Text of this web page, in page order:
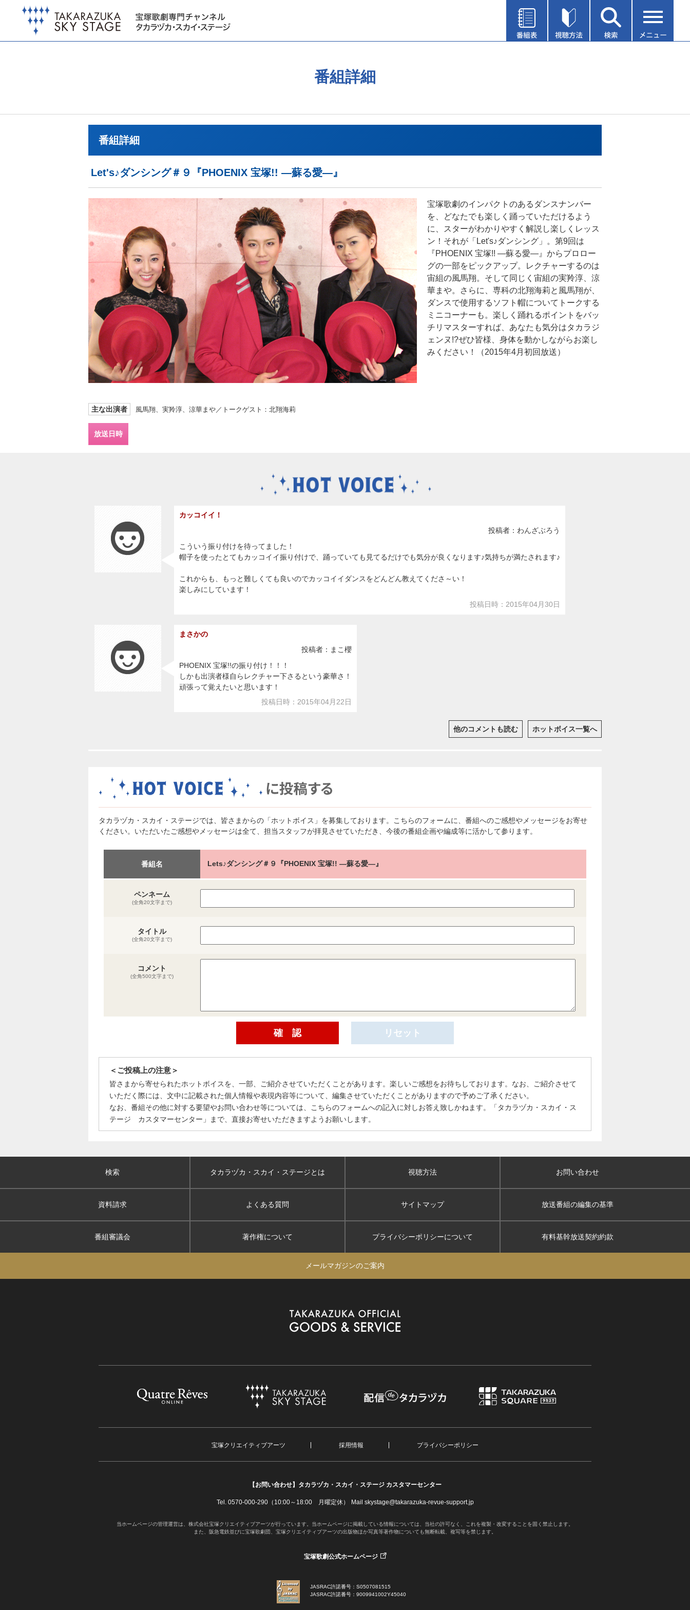
番組詳細
番組詳細
Let's♪ダンシング＃９『PHOENIX 宝塚!! ―蘇る愛―』
宝塚歌劇のインパクトのあるダンスナンバー
を、どなたでも楽しく踊っていただけるよう
に、スターがわかりやすく解説し楽しくレッス
ン！それが「Let's♪ダンシング」。第9回は
『PHOENIX 宝塚!! ―蘇る愛―』からプロロー
グの一部をピックアップ。レクチャーするのは
宙組の風馬翔。そして同じく宙組の実羚淳、涼
華まや。さらに、専科の北翔海莉と風馬翔が、
ダンスで使用するソフト帽についてトークする
ミニコーナーも。楽しく踊れるポイントをバッ
チリマスターすれば、あなたも気分はタカラジ
ェンヌ!?ぜひ皆様、身体を動かしながらお楽し
みください！（2015年4月初回放送）
主な出演者 風馬翔、実羚淳、涼華まや／トークゲスト：北翔海莉
放送日時
カッコイイ！
投稿者：わんざぶろう
こういう振り付けを待ってました！
帽子を使ったとてもカッコイイ振り付けで、踊っていても見てるだけでも気分が良くなります♪気持ちが満たされます♪
これからも、もっと難しくても良いのでカッコイイダンスをどんどん教えてくださ～い！
楽しみにしています！
投稿日時：2015年04月30日
まさかの
投稿者：まこ櫻
PHOENIX 宝塚!!の振り付け！！！
しかも出演者様自らレクチャー下さるという豪華さ！
頑張って覚えたいと思います！
投稿日時：2015年04月22日
他のコメントも読む ホットボイス一覧へ
タカラヅカ・スカイ・ステージでは、皆さまからの「ホットボイス」を募集しております。こちらのフォームに、番組へのご感想やメッセージをお寄せ
ください。いただいたご感想やメッセージは全て、担当スタッフが拝見させていただき、今後の番組企画や編成等に活かして参ります。
番組名 Lets♪ダンシング＃９『PHOENIX 宝塚!! ―蘇る愛―』
ペンネーム
(全角20文字まで)
タイトル
(全角20文字まで)
コメント
(全角500文字まで)
＜ご投稿上の注意＞
皆さまから寄せられたホットボイスを、一部、ご紹介させていただくことがあります。楽しいご感想をお待ちしております。なお、ご紹介させて
いただく際には、文中に記載された個人情報や表現内容等について、編集させていただくことがありますので予めご了承ください。
なお、番組その他に対する要望やお問い合わせ等については、こちらのフォームへの記入に対しお答え致しかねます。「タカラヅカ・スカイ・ス
テージ カスタマーセンター」まで、直接お寄せいただきますようお願いします。
検索 タカラヅカ・スカイ ・ステージとは 視聴方法 お問い合わせ
資料請求 よくある質問 サイトマップ 放送番組の編集の基準
番組審議会 著作権について プライバシーポリシーについて 有料基幹放送契約約款
メールマガジンのご案内
宝塚クリエイティブアーツ 採用情報 プライバシーポリシー
【お問い合わせ】 タカラヅカ・スカイ・ステージ カスタマーセンター
Tel. 0570-000-290（10:00～18:00 月曜定休） Mail skystage@takarazuka-revue-support.jp
当ホームページの管理運営は、株式会社宝塚クリエイティブアーツが行っています。当ホームページに掲載している情報については、当社の許可なく、これを複製・改変することを固く禁止します。
また、阪急電鉄並びに宝塚歌劇団、宝塚クリエイティブアーツの出版物ほか写真等著作物についても無断転載、複写等を禁じます。
宝塚歌劇公式ホームページ
JASRAC許諾番号：S0507081515
JASRAC許諾番号：9009941002Y45040